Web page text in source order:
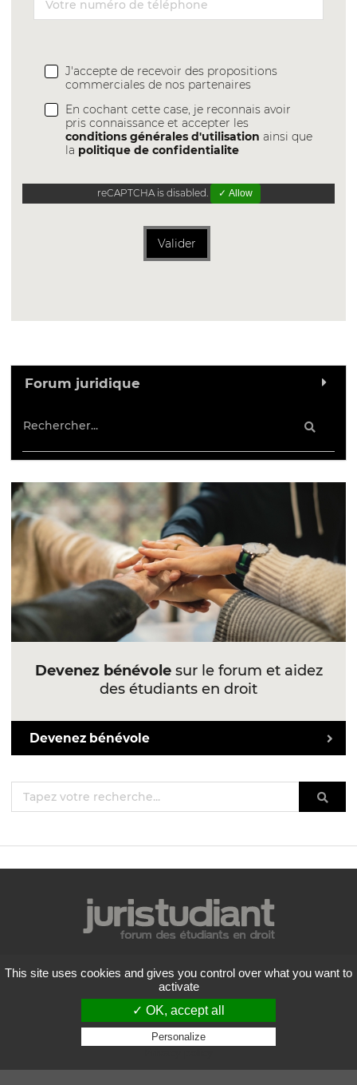
J'accepte de recevoir des propositions
commerciales de nos partenaires
En cochant cette case, je reconnais avoir
pris connaissance et accepter les
conditions générales d'utilisation ainsi que
la politique de confidentialite
reCAPTCHA is disabled. ✓ Allow
Valider
Forum juridique
Devenez bénévolesur le forum et aidez
des étudiants en droit
Devenez bénévole
Mentions légales
Politique de confidentialité
Conditions générales d'utilisation
Liste des forums
Contactez-nous
Copyright
2026 Juristudiant.com - Tous droits réservés
This site uses cookies and gives you control over what you want to
activate
✓ OK, accept all
Personalize